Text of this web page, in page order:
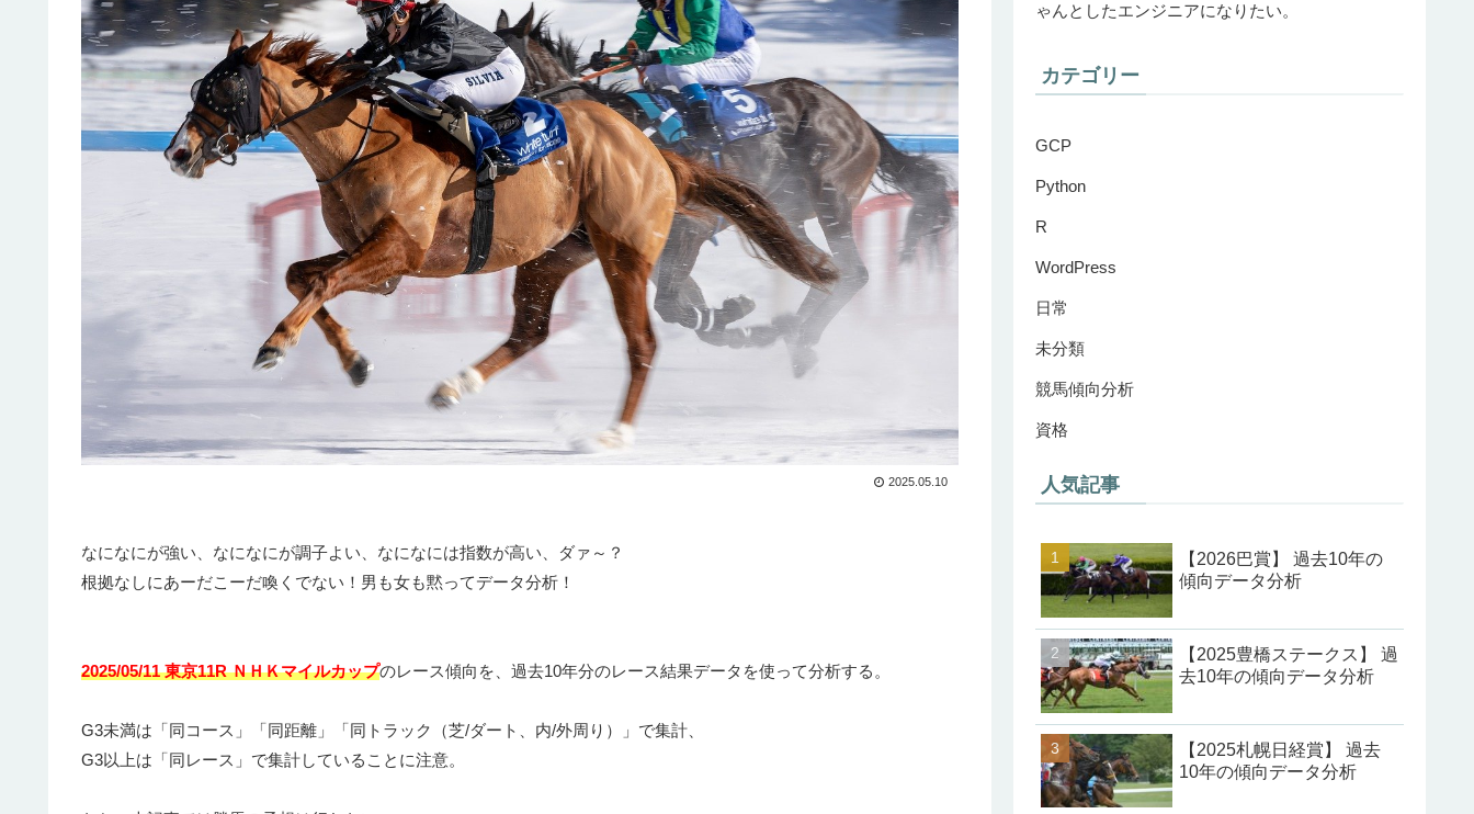
2025.05.10
なになにが強い、なになにが調子よい、なになには指数が高い、ダァ～？
根拠なしにあーだこーだ喚くでない！男も女も黙ってデータ分析！
2025/05/11 東京11R ＮＨＫマイルカップのレース傾向を、過去10年分のレース結果データを使って分析する。
G3未満は「同コース」「同距離」「同トラック（芝/ダート、内/外周り）」で集計、
G3以上は「同レース」で集計していることに注意。
ゃんとしたエンジニアになりたい。
カテゴリー
GCP
Python
R
WordPress
日常
未分類
競馬傾向分析
資格
人気記事
【2026巴賞】 過去10年の
傾向データ分析
【2025豊橋ステークス】 過
去10年の傾向データ分析
【2025札幌日経賞】 過去
10年の傾向データ分析